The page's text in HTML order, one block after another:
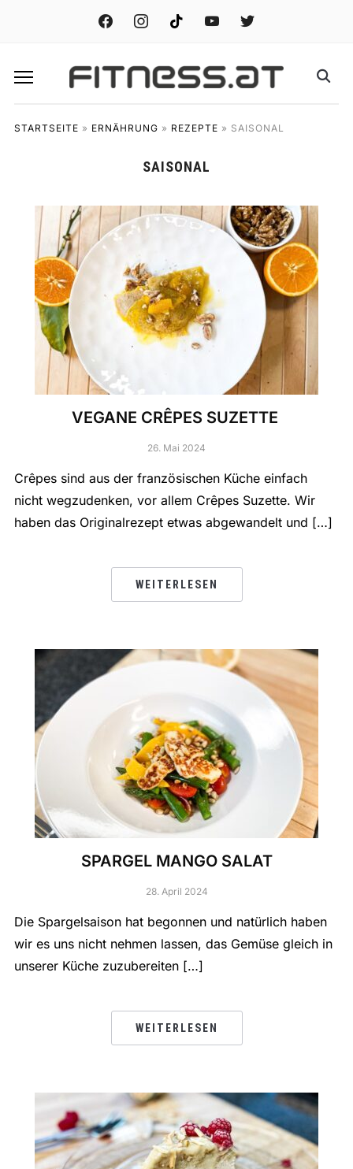
facebook instagramtiktok youtube twitter
STARTSEITE » ERNÄHRUNG » REZEPTE » SAISONAL
SAISONAL
VEGANE CRÊPES SUZETTE
26. Mai 2024
Crêpes sind aus der französischen Küche einfach
nicht wegzudenken, vor allem Crêpes Suzette. Wir
haben das Originalrezept etwas abgewandelt und […]
WEITERLESEN
SPARGEL MANGO SALAT
28. April 2024
Die Spargelsaison hat begonnen und natürlich haben
wir es uns nicht nehmen lassen, das Gemüse gleich in
unserer Küche zuzubereiten […]
WEITERLESEN